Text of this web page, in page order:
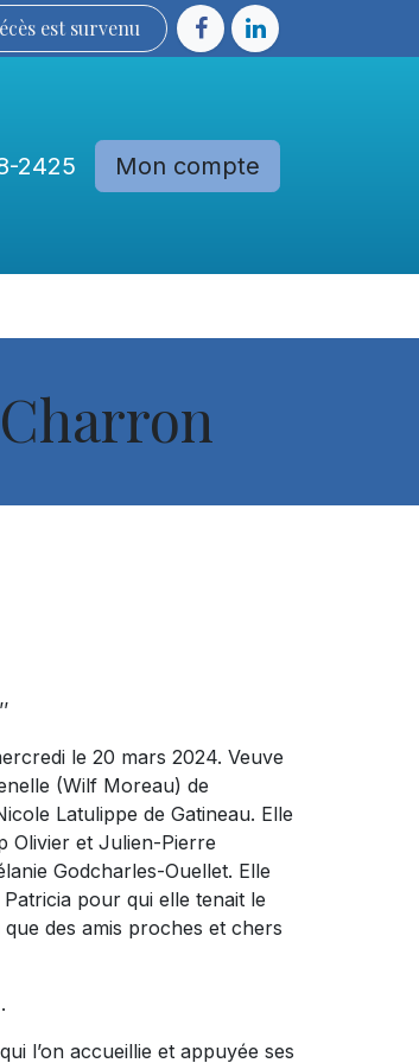
est sur​​​​​​​​ve​nu​​​​​​​​​​
2425 Mon compte
le 20 mars 2024. Veuve
(Wilf Moreau) de
Latulippe de Gatineau. Elle
Olivier et Julien-Pierre
Godcharles-Ouellet. Elle
pour qui elle tenait le
des amis proches et chers
l’on accueillie et appuyée ses